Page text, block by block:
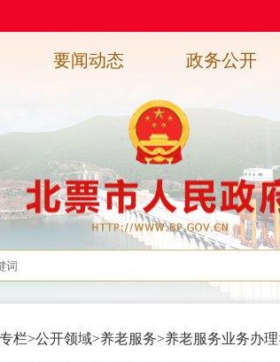
要闻动态 政务公开
栏>公开领域>养老服务>养老服务业务办理